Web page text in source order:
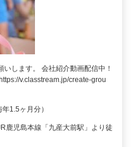
します。 会社紹介動画配信中！
v.classtream.jp/create-grou
1.5ヶ月分）
鹿児島本線「九産大前駅」より徒